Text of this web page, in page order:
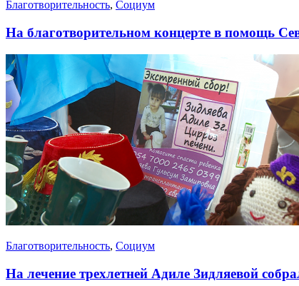
Благотворительность, Социум
На благотворительном концерте в помощь
Благотворительность, Социум
На лечение трехлетней Адиле Зидляевой